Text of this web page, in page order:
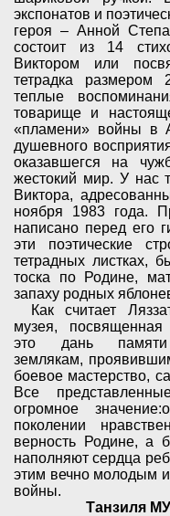
экспонатов и
героя – Анной
состоит из 14
Виктором или
тетрадка размером
теплые
товарище и
«пламени» войны в
душевного
оказавшегся на
жестокий мир. У нас
Виктора,
ноября 1983 года.
написано перед его
эти поэтические
тетрадных листках,
тоска по Родине,
запаху родных
Как считает
музея, посвященная
это дань
землякам,
боевое мастерство,
Все
огромное
поколении
верность Родине, а
наполняют сердца
этим вечно молодым
войны.
Танзиля